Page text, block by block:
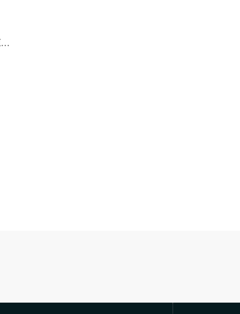
Photography/ Yuta Yamada. Images Courtesy of ALTS ...